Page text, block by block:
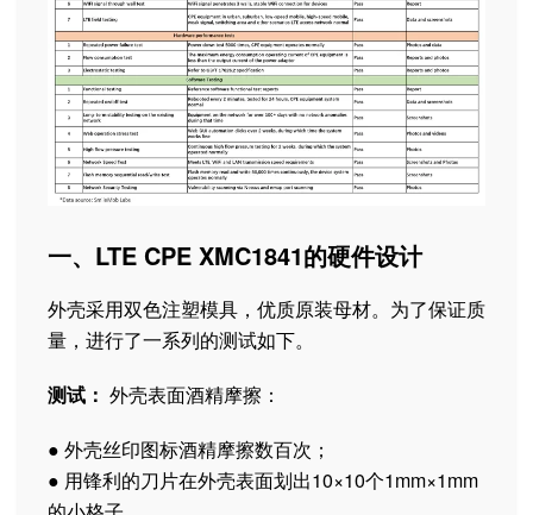
一、LTE CPE XMC1841的硬件设计
外壳采用双色注塑模具，优质原装母材。为了保证质
量，进行了一系列的测试如下。
测试： 外壳表面酒精摩擦：
● 外壳丝印图标酒精摩擦数百次；
● 用锋利的刀片在外壳表面划出10×10个1mm×1mm